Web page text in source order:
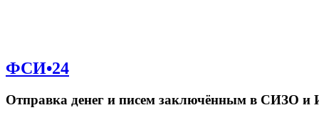
ФСИ•24
Отправка денег и писем заключённым в СИЗО и